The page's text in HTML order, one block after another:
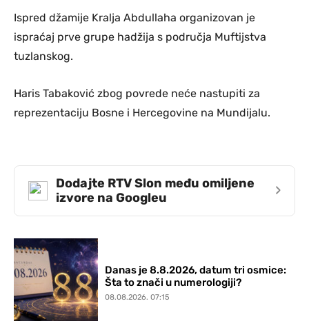
Ispred džamije Kralja Abdullaha organizovan je
ispraćaj prve grupe hadžija s područja Muftijstva
tuzlanskog.
Haris Tabaković zbog povrede neće nastupiti za
reprezentaciju Bosne i Hercegovine na Mundijalu.
Dodajte RTV Slon među omiljene
izvore na Googleu
›
Danas je 8.8.2026, datum tri osmice:
Šta to znači u numerologiji?
08.08.2026. 07:15